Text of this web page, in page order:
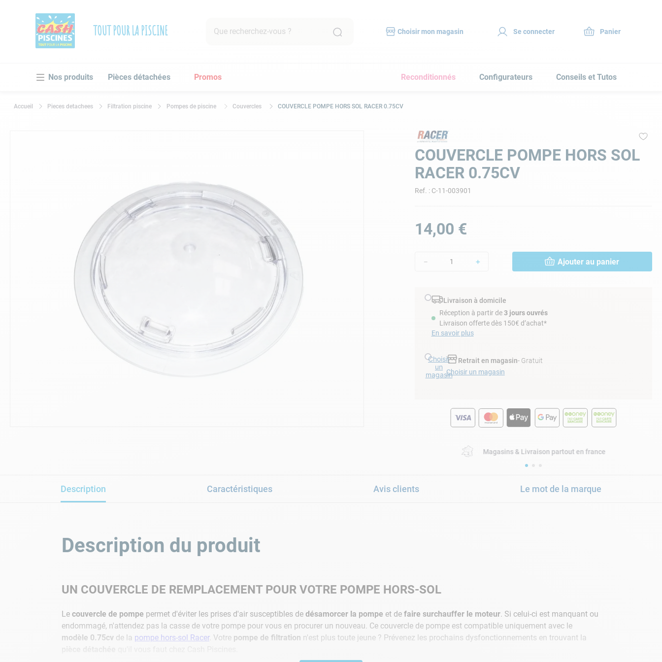
TOUT POUR LA PISCINE Choisir mon magasin Se connecter
Pièces détachées Promos Reconditionnés Configurateurs Conseils et Tutos
Pieces detachees Filtration piscine Pompes de piscine Couvercles COUVERCLE POMPE HORS SOL RACER 0.75CV
COUVERCLE POMPE HORS SOL
RACER 0.75CV
Ref. : C-11-003901
14,00 €
＋
－ Ajouter au panier
Livraison à domicile
Réception à partir de3 jours ouvrés
Livraison offerte dès 150€ d’achat*
En savoir plus
Choisir
un
magasin
Retrait en magasin- Gratuit
Choisir un magasin
Magasins & Livraison partout en france
Description Caractéristiques Avis clients Le mot de la marque
Description du produit
UN COUVERCLE DE REMPLACEMENT POUR VOTRE POMPE HORS-SOL
Le couvercle de pompe permet d'éviter les prises d'air susceptibles de désamorcer la pompe et de faire surchauffer le moteur. Si celui-ci est manquant ou
endommagé, n'attendez pas la casse de votre pompe pour vous en procurer un nouveau. Ce couvercle de pompe est compatible uniquement avec le
modèle 0.75cv de la pompe hors-sol Racer. Votre pompe de filtration n'est plus toute jeune ? Prévenez les prochains dysfonctionnements en trouvant la
1.
pompe filtration piscine
7.
8.
aspirateur piscine
skimmer